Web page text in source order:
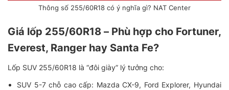
Thông số 255/60R18 có ý nghĩa gì? NAT Center
Giá lốp 255/60R18 – Phù hợp cho Fortuner,
Everest, Ranger hay Santa Fe?
Lốp SUV 255/60R18 là “đôi giày” lý tưởng cho:
SUV 5-7 chỗ cao cấp: Mazda CX-9, Ford Explorer, Hyundai